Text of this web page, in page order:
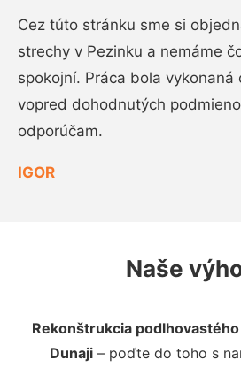
Cez túto stránku sme si
strechy v Pezinku a nemáme
spokojní. Práca bola vykonaná
vopred dohodnutých
odporúčam.
IGOR
Naše
Rekonštrukcia
Dunaji – poďte do toho s